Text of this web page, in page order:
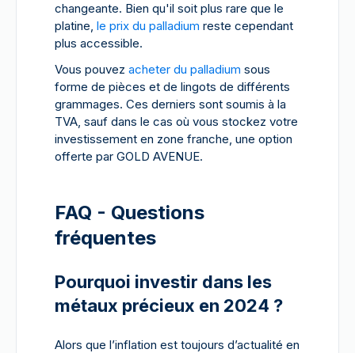
changeante. Bien qu'il soit plus rare que le
platine, le prix du palladium reste cependant
plus accessible.
Vous pouvez acheter du palladium sous
forme de pièces et de lingots de différents
grammages. Ces derniers sont soumis à la
TVA, sauf dans le cas où vous stockez votre
investissement en zone franche, une option
offerte par GOLD AVENUE.
FAQ - Questions
fréquentes
Pourquoi investir dans les
métaux précieux en 2024 ?
Alors que l’inflation est toujours d’actualité en